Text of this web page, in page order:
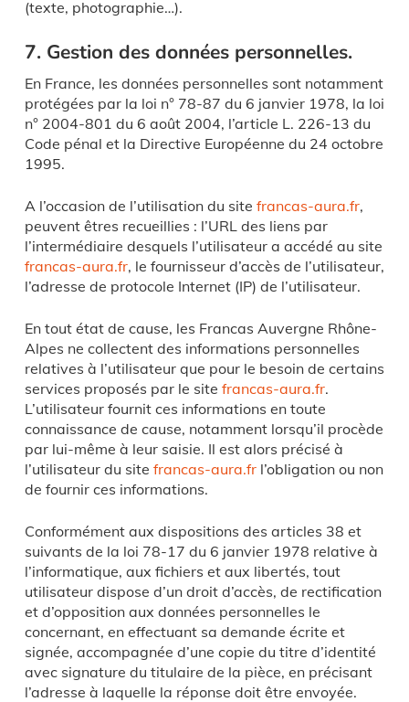
(texte, photographie…).
7. Gestion des données personnelles.
En France, les données personnelles sont notamment
protégées par la loi n° 78-87 du 6 janvier 1978, la loi
n° 2004-801 du 6 août 2004, l’article L. 226-13 du
Code pénal et la Directive Européenne du 24 octobre
1995.
A l’occasion de l’utilisation du site francas-aura.fr,
peuvent êtres recueillies : l’URL des liens par
l’intermédiaire desquels l’utilisateur a accédé au site
francas-aura.fr, le fournisseur d’accès de l’utilisateur,
l’adresse de protocole Internet (IP) de l’utilisateur.
En tout état de cause, les Francas Auvergne Rhône-
Alpes ne collectent des informations personnelles
relatives à l’utilisateur que pour le besoin de certains
services proposés par le site francas-aura.fr.
L’utilisateur fournit ces informations en toute
connaissance de cause, notamment lorsqu’il procède
par lui-même à leur saisie. Il est alors précisé à
l’utilisateur du site francas-aura.frl’obligation ou non
de fournir ces informations.
Conformément aux dispositions des articles 38 et
suivants de la loi 78-17 du 6 janvier 1978 relative à
l’informatique, aux fichiers et aux libertés, tout
utilisateur dispose d’un droit d’accès, de rectification
et d’opposition aux données personnelles le
concernant, en effectuant sa demande écrite et
signée, accompagnée d’une copie du titre d’identité
avec signature du titulaire de la pièce, en précisant
l’adresse à laquelle la réponse doit être envoyée.